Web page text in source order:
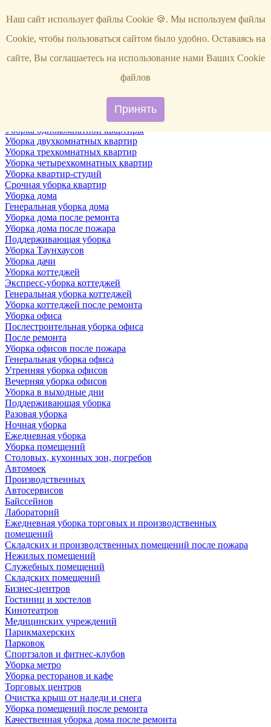
Уборка
Уборка снега
ВИП-уборка
Уборка квартир
Генеральная уборка квартир
Уборка квартир один раз в неделю
Поддерживающая уборка квартиры
Уборка квартир после пожара
Уборка однокомнатной квартиры
Уборка двухкомнатных квартир
Уборка трехкомнатных квартир
Уборка четырехкомнатных квартир
Уборка квартир-студий
Срочная уборка квартир
Уборка дома
Генеральная уборка дома
Уборка дома после ремонта
Уборка дома после пожара
Поддерживающая уборка
Уборка Таунхаусов
Уборка дачи
Уборка коттеджей
Экспресс-уборка коттеджей
Генеральная уборка коттеджей
Уборка коттеджей после ремонта
Уборка офиса
Послестроительная уборка офиса
После ремонта
Уборка офисов после пожара
Генеральная уборка офиса
Утренняя уборка офисов
Вечерняя уборка офисов
Уборка в выходные дни
Поддерживающая уборка
Разовая уборка
Ночная уборка
Ежедневная уборка
Уборка помещений
Столовых, кухонных зон, погребов
Автомоек
Производственных
Автосервисов
Байссейнов
Лабораторий
Ежедневная уборка торговых и производственных
помещений
Складских и производственных помещений после пожара
Нежилых помещений
Служебных помещений
Складских помещений
Бизнес-центров
Гостиниц и хостелов
Кинотеатров
Медицинских учреждений
Парикмахерских
Парковок
Спортзалов и фитнес-клубов
Уборка метро
Уборка ресторанов и кафе
Торговых центров
Очистка крыш от наледи и снега
Уборка помещений после ремонта
Качественная уборка дома после ремонта
Наш сайт использует файлы Cookie 🍪. Мы используем файлы
Cookie, чтобы пользоваться сайтом было удобно. Оставаясь на
сайте, Вы соглашаетесь на использование нами Ваших Cookie
файлов
Принять